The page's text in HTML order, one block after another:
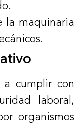
la maquinaria
a cumplir con
laboral,
organismos